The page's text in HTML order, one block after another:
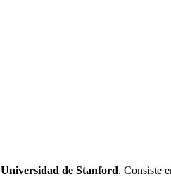
Universidad de Stanford. Consiste